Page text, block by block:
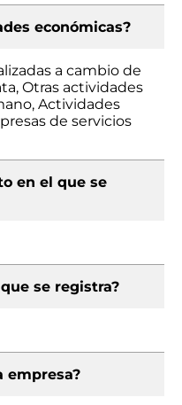
económicas?
a cambio de
Otras actividades
Actividades
de servicios
en el que se
se registra?
empresa?